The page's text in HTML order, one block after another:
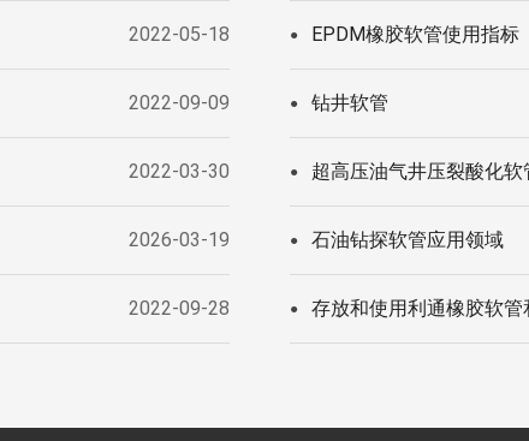
2022-05-18
2022-09-09
2022-03-30
2026-03-19
2022-09-28
● EPDM橡胶软管使用指标
● 钻井软管
● 超高压油气井压裂酸化
● 石油钻探软管应用领域
● 存放和使用利通橡胶软